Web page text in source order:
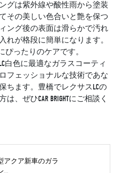
グは紫外線や酸性雨から塗装
その美しい色合いと艶を保つ
ング後の表面は滑らかで汚れ
れが格段に簡単になります。
ぴったりのケアです。
LC白色に最適なガラスコーティ
フェッショナルな技術であな
ちます。豊橋でレクサスLCの
、ぜひCAR BRIGHTにご相談く
アクア新車のガラ